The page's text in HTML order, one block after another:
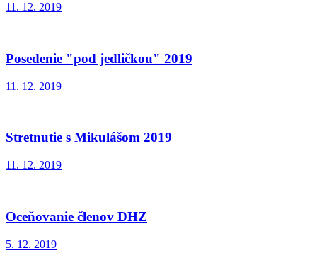
11. 12. 2019
Posedenie "pod jedličkou" 2019
11. 12. 2019
Stretnutie s Mikulášom 2019
11. 12. 2019
Oceňovanie členov DHZ
5. 12. 2019